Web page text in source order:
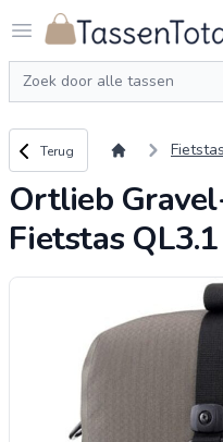
Open menu
Logo Tassentotaal.nl
Zoeken
Terug naar overzicht
Terug
Ortlieb
Fietstas